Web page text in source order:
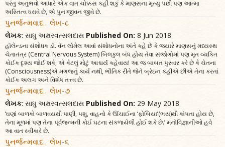
પરંતુ અનુભવો આધારે એક વાત ચોક્કસ કહી શકું કે માણસના મૃત્યુ પછી પણ આત્મા
અસ્તિત્વ ધરાવે છે, એ પુનઃજીવન જીવે છે.
પુનર્જન્મવાદ.. લેખ-૮
લેખક: સાધુ અક્ષરવત્સલદાસ Published On: 8 Jun 2018
હૉલેન્ડના સંશોધક ડૉ. વૅન લોમેલ આવાં સંશોધનોના અંતે કહે છે કે જ્યારે માણસનું મધ્યસ્થ
ચેતાતંત્ર (Central Nervous System) બિલકુલ બંધ હોય તેવા સંજોગોમાં પણ મૃત વ્યક્તિ
કોઈક દૃશ્ય જોઈ શકે, એ કેટલું મોટું આશ્ચર્ય કહેવાય! આ જ બાબત પુરવાર કરે છે કે ચેતના
(Consciousness)એ મગજનું કાર્ય નથી, ભૌતિક રીતે જેને બ્રેઇન કહીએ છીએ તેના કરતાં
કોઈક અલગ અને વિશેષ તત્ત્વ છે.
પુનર્જન્મવાદ.. લેખ-૭
લેખક: સાધુ અક્ષરવત્સલદાસ Published On: 29 May 2018
‘ઘણાં બાળકો બાળવયથી પાણી, પશુ, વાહનો કે ઊંચાઈના ‘ફોબિયા’(ભય)થી કાંપતા હોય છે,
તેના મૂળમાં પણ તેના પૂર્વજન્મની કોઈ ઘટના સંકળાયેલી હોઈ શકે છે.’ મનોવિજ્ઞાનીઓ હવે
આ વાત સ્વીકારે છે.
પુનર્જન્મવાદ.. લેખ-૬